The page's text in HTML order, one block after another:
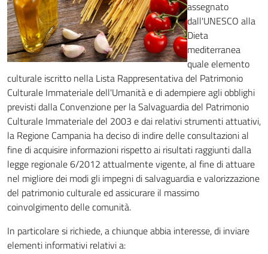
assegnato
dall'UNESCO alla
Dieta
mediterranea
quale elemento
culturale iscritto nella Lista Rappresentativa del Patrimonio
Culturale Immateriale dell'Umanità e di adempiere agli obblighi
previsti dalla Convenzione per la Salvaguardia del Patrimonio
Culturale Immateriale del 2003 e dai relativi strumenti attuativi,
la Regione Campania ha deciso di indire delle consultazioni al
fine di acquisire informazioni rispetto ai risultati raggiunti dalla
legge regionale 6/2012 attualmente vigente, al fine di attuare
nel migliore dei modi gli impegni di salvaguardia e valorizzazione
del patrimonio culturale ed assicurare il massimo
coinvolgimento delle comunità.
In particolare si richiede, a chiunque abbia interesse, di inviare
elementi informativi relativi a: